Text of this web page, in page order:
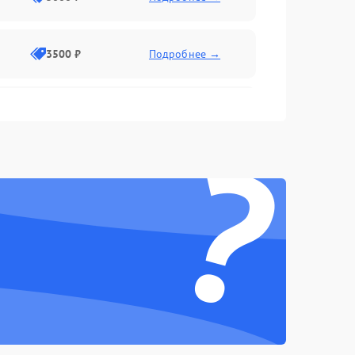
3500 ₽ Подробнее →
2000 ₽ Подробнее →
Подробнее →
Подробнее →
?